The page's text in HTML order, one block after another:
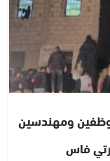
ومهندسين
فاس